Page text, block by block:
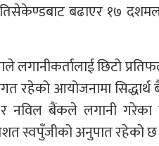
बढाएर १७
लगानीकर्तालाई छिटो
रहेको आयोजनामा
बैंकले लगानी गरेका
स्वपुँजीको अनुपात रहेको